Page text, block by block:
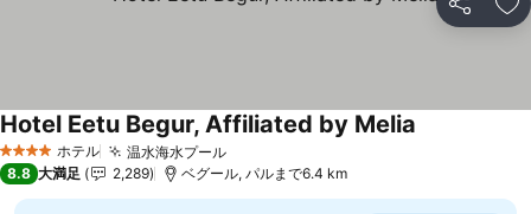
シェア お
4 ホテルのランク
ホテル 温水海水プール
Hotel Eetu Begur, Affiliated by Melia
8.8 大満足 2,289 ベグール, パルまで6.4 km